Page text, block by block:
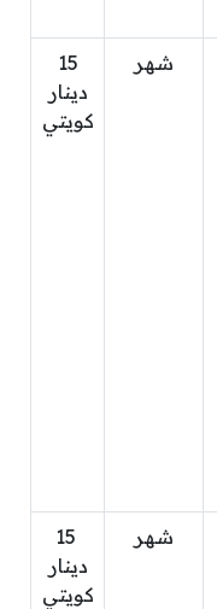
شهر
15
دينار
كويتي
شهر
15
دينار
كويتي